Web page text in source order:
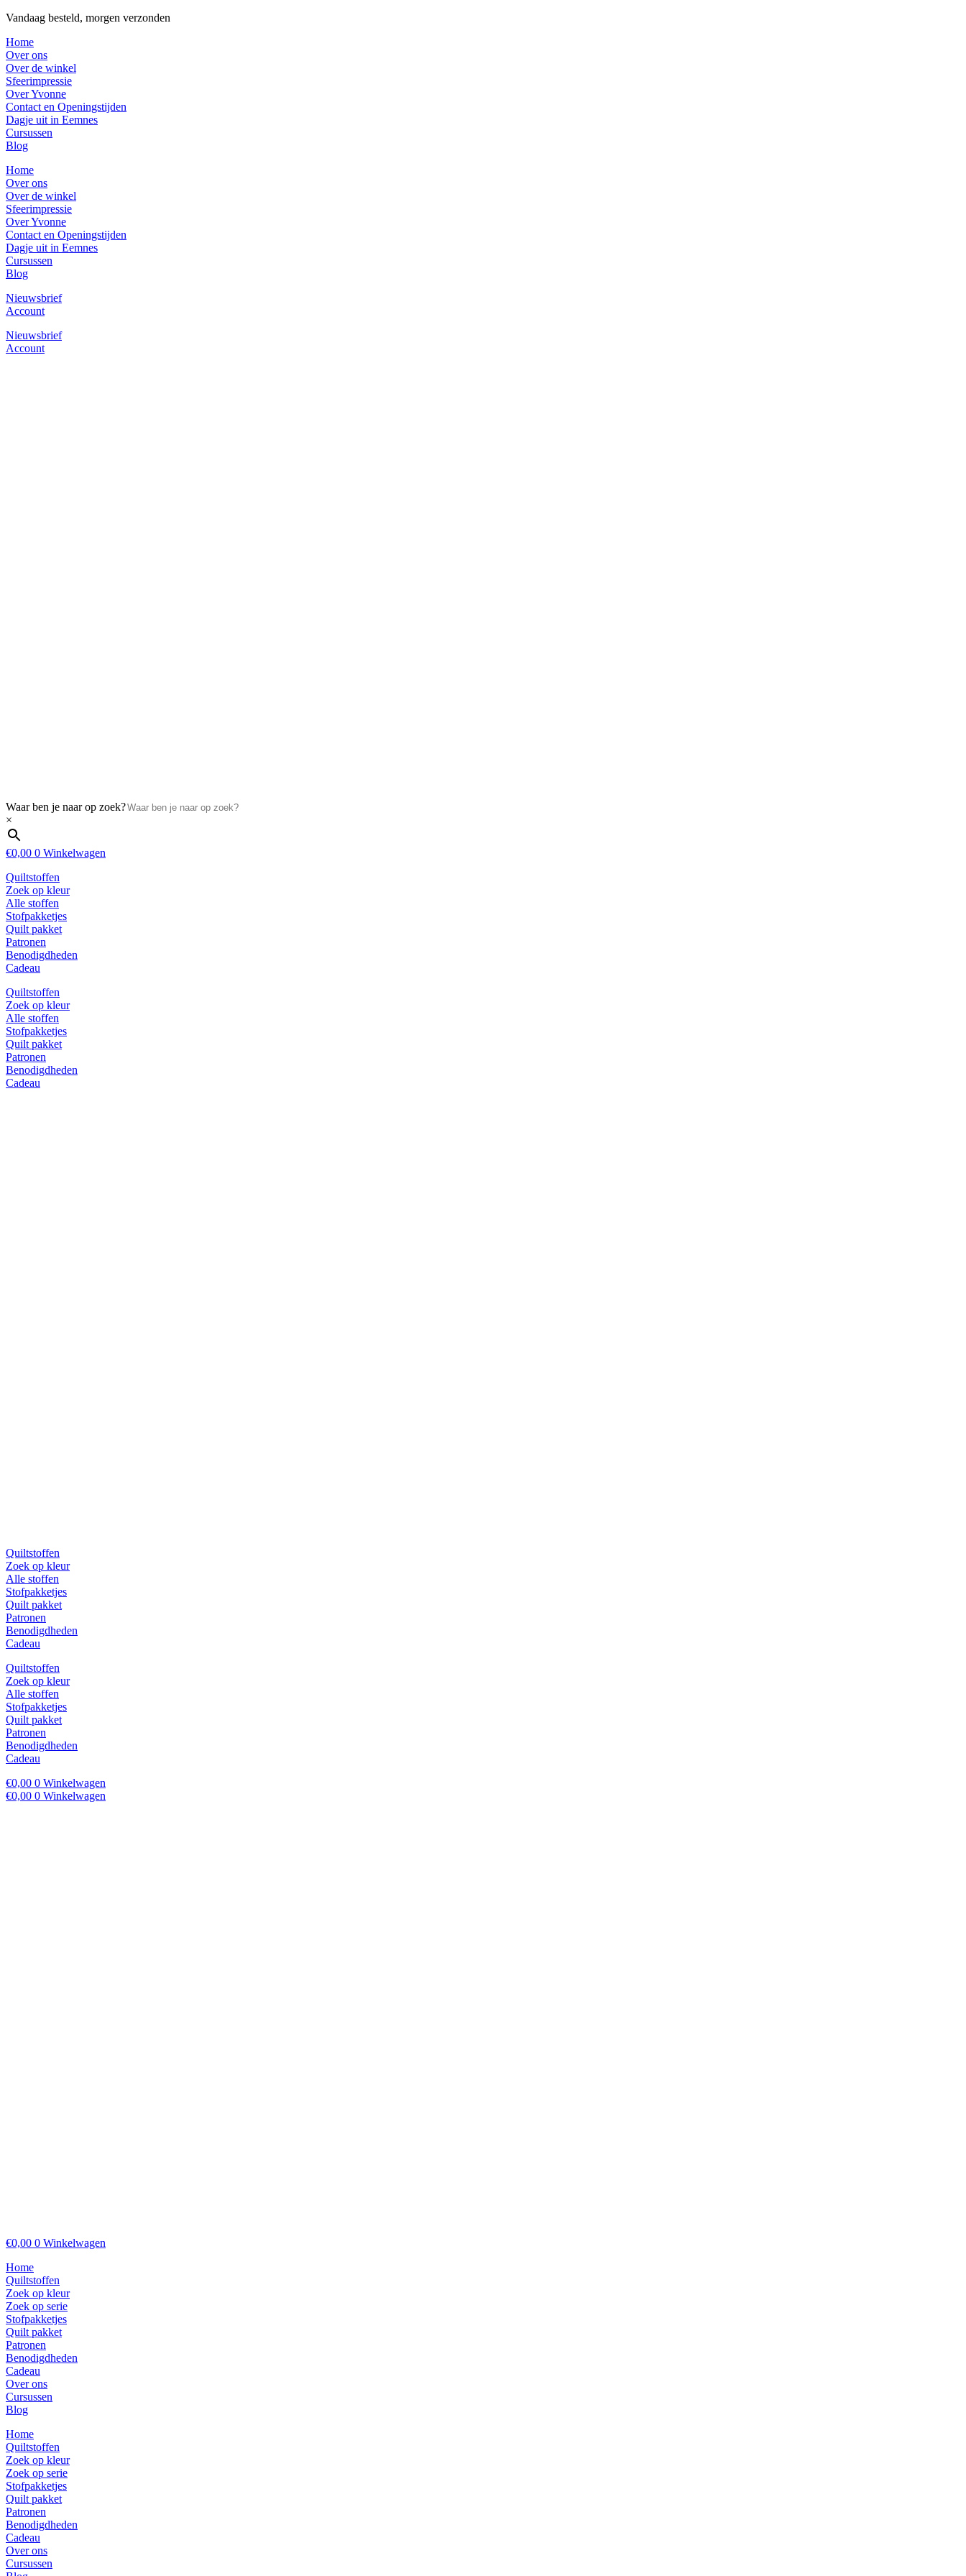
Vandaag besteld, morgen verzonden
Home
Over ons
Over de winkel
Sfeerimpressie
Over Yvonne
Contact en Openingstijden
Dagje uit in Eemnes
Cursussen
Blog
Home
Over ons
Over de winkel
Sfeerimpressie
Over Yvonne
Contact en Openingstijden
Dagje uit in Eemnes
Cursussen
Blog
Nieuwsbrief
Account
Nieuwsbrief
Account
Waar ben je naar op zoek?
×
€0,00 0 Winkelwagen
Quiltstoffen
Zoek op kleur
Alle stoffen
Stofpakketjes
Quilt pakket
Patronen
Benodigdheden
Cadeau
Quiltstoffen
Zoek op kleur
Alle stoffen
Stofpakketjes
Quilt pakket
Patronen
Benodigdheden
Cadeau
Quiltstoffen
Zoek op kleur
Alle stoffen
Stofpakketjes
Quilt pakket
Patronen
Benodigdheden
Cadeau
Quiltstoffen
Zoek op kleur
Alle stoffen
Stofpakketjes
Quilt pakket
Patronen
Benodigdheden
Cadeau
€0,00 0 Winkelwagen
€0,00 0 Winkelwagen
€0,00 0 Winkelwagen
Home
Quiltstoffen
Zoek op kleur
Zoek op serie
Stofpakketjes
Quilt pakket
Patronen
Benodigdheden
Cadeau
Over ons
Cursussen
Blog
Home
Quiltstoffen
Zoek op kleur
Zoek op serie
Stofpakketjes
Quilt pakket
Patronen
Benodigdheden
Cadeau
Over ons
Cursussen